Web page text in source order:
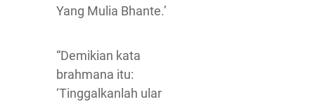
Yang Mulia Bhante.’
“Demikian kata
brahmana itu:
‘Tinggalkanlah ular